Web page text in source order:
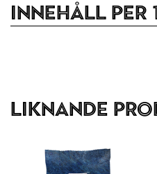
Innehåll per
Liknande